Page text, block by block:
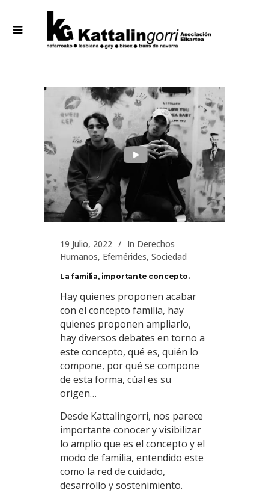
19 Julio, 2022 In Derechos
Humanos, Efemérides, Sociedad
La familia, importante concepto.
Hay quienes proponen acabar
con el concepto familia, hay
quienes proponen ampliarlo,
hay diversos debates en torno a
este concepto, qué es, quién lo
compone, por qué se compone
de esta forma, cúal es su
origen…
Desde Kattalingorri, nos parece
importante conocer y visibilizar
lo amplio que es el concepto y el
modo de familia, entendido este
como la red de cuidado,
desarrollo y sostenimiento.